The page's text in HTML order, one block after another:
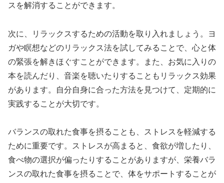
スを解消することができます。
次に、リラックスするための活動を取り入れましょう。ヨ
ガや瞑想などのリラックス法を試してみることで、心と体
の緊張を解きほぐすことができます。また、お気に入りの
本を読んだり、音楽を聴いたりすることもリラックス効果
があります。自分自身に合った方法を見つけて、定期的に
実践することが大切です。
バランスの取れた食事を摂ることも、ストレスを軽減する
ために重要です。ストレスが高まると、食欲が増したり、
食べ物の選択が偏ったりすることがありますが、栄養バラ
ンスの取れた食事を摂ることで、体をサポートすることが